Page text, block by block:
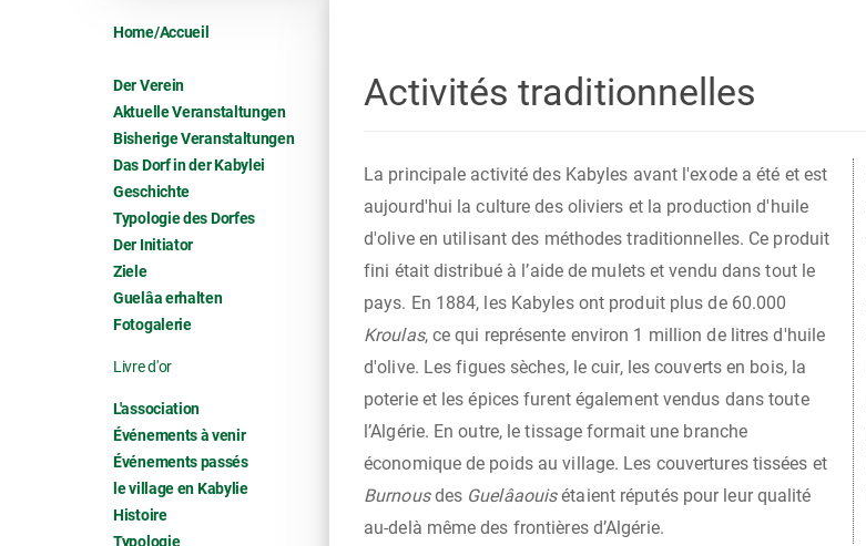
Home/Accueil
Der Verein
Aktuelle Veranstaltungen
Bisherige Veranstaltungen
Das Dorf in der Kabylei
Geschichte
Typologie des Dorfes
Der Initiator
Ziele
Guelâa erhalten
Fotogalerie
Livre d'or
L'association
Événements à venir
Événements passés
le village en Kabylie
Histoire
Typologie
Activités traditionnelles
La principale activité des Kabyles avant l'exode a été et est
aujourd'hui la culture des oliviers et la production d'huile
d'olive en utilisant des méthodes traditionnelles. Ce produit
fini était distribué à l’aide de mulets et vendu dans tout le
pays. En 1884, les Kabyles ont produit plus de 60.000
Kroulas, ce qui représente environ 1 million de litres d'huile
d'olive. Les figues sèches, le cuir, les couverts en bois, la
poterie et les épices furent également vendus dans toute
l’Algérie. En outre, le tissage formait une branche
économique de poids au village. Les couvertures tissées et
Burnousdes Guelâaouisétaient réputés pour leur qualité
au-delà même des frontières d’Algérie.